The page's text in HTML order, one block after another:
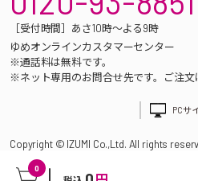
0
［受付時間］あさ10時～よる9時
ゆめオンラインカスタマーセンター
※通話料は無料です。
※ネット専用のお問合せ先です。ご注文
PCサ
Copyright © IZUMI Co.,Ltd. All rights